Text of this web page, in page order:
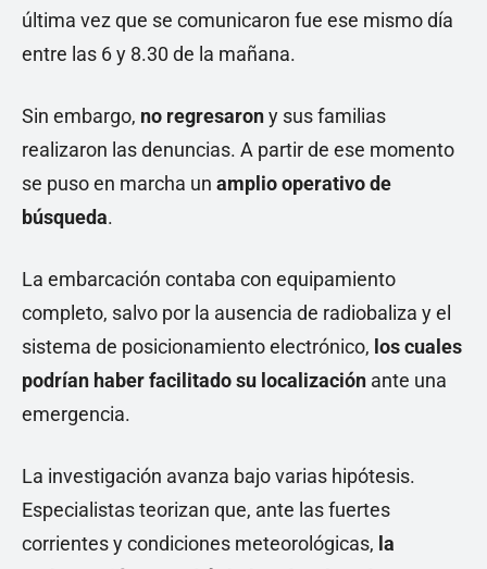
última vez que se comunicaron fue ese mismo día
entre las 6 y 8.30 de la mañana.
Sin embargo, no regresarony sus familias
realizaron las denuncias. A partir de ese momento
se puso en marcha un amplio operativo de
búsqueda.
La embarcación contaba con equipamiento
completo, salvo por la ausencia de radiobaliza y el
sistema de posicionamiento electrónico, los cuales
podrían haber facilitado su localización ante una
emergencia.
La investigación avanza bajo varias hipótesis.
Especialistas teorizan que, ante las fuertes
corrientes y condiciones meteorológicas, la